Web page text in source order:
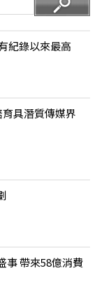
紀錄以來最高
具潛質傳媒界
事 帶來58億消費